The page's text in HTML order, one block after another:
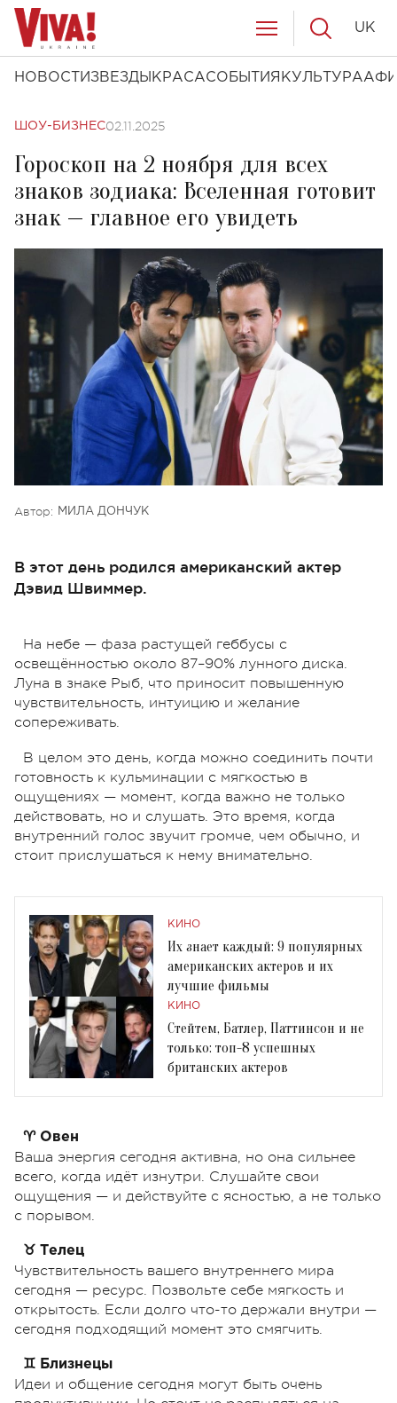
НОВОСТИ ЗВЕЗДЫ КРАСАСОБЫТИЯ КУЛЬТУРА
UK
ШОУ-БИЗНЕС02.11.2025
Гороскоп на 2 ноября для всех
знаков зодиака: Вселенная готовит
знак — главное его увидеть
Автор: МИЛА ДОНЧУК
В этот день родился американский актер
Дэвид Швиммер.
На небе — фаза растущей геббусы с
освещённостью около 87–90% лунного диска.
Луна в знаке Рыб, что приносит повышенную
чувствительность, интуицию и желание
сопереживать.
В целом это день, когда можно соединить почти
готовность к кульминации с мягкостью в
ощущениях — момент, когда важно не только
действовать, но и слушать. Это время, когда
внутренний голос звучит громче, чем обычно, и
стоит прислушаться к нему внимательно.
КИНО
Их знает каждый: 9 популярных
американских актеров и их
лучшие фильмы
КИНО
Стейтем, Батлер, Паттинсон и не
только: топ-8 успешных
британских актеров
♈ Овен
Ваша энергия сегодня активна, но она сильнее
всего, когда идёт изнутри. Слушайте свои
ощущения — и действуйте с ясностью, а не только
с порывом.
♉ Телец
Чувствительность вашего внутреннего мира
сегодня — ресурс. Позвольте себе мягкость и
открытость. Если долго что-то держали внутри —
сегодня подходящий момент это смягчить.
♊ Близнецы
Идеи и общение сегодня могут быть очень